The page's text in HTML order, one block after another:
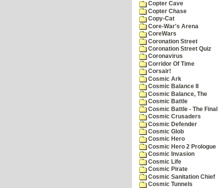
Copter Cave
Copter Chase
Copy-Cat
Core-War's Arena
CoreWars
Coronation Street
Coronation Street Quiz
Coronavirus
Corridor Of Time
Corsair!
Cosmic Ark
Cosmic Balance II
Cosmic Balance, The
Cosmic Battle
Cosmic Battle - The
Cosmic Crusaders
Cosmic Defender
Cosmic Glob
Cosmic Hero
Cosmic Hero 2 Prologue
Cosmic Invasion
Cosmic Life
Cosmic Pirate
Cosmic Sanitation Chief
Cosmic Tunnels